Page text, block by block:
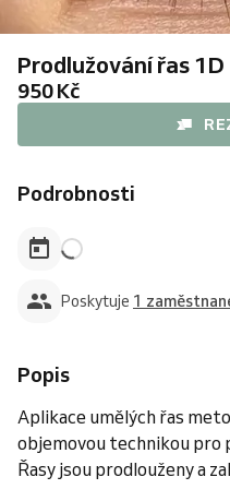
Prodlužování řas 1D
950 Kč
Podrobnosti
Poskytuje 1
Popis
Aplikace umělých řas
objemovou technikou pro
Řasy jsou prodlouženy a